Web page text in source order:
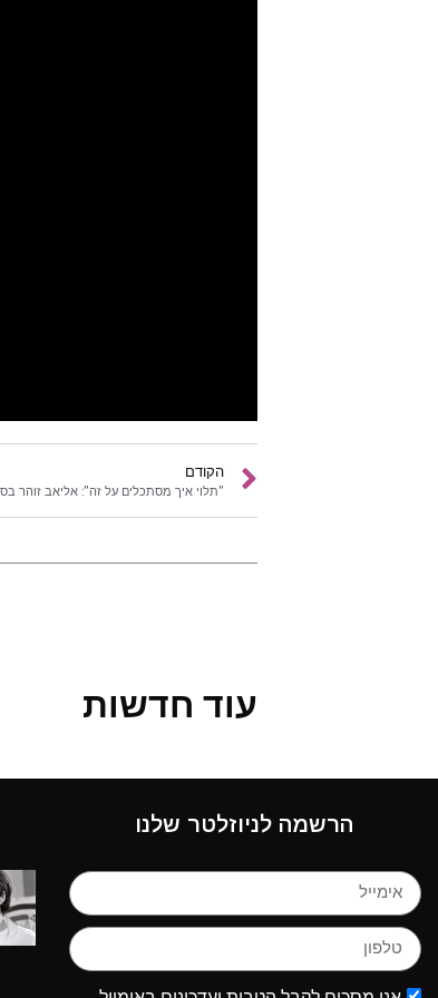
הקודם
"תלוי איך מסתכלים על זה": אליאב זוהר
עוד חדשות
הרשמה לניוזלטר שלנו